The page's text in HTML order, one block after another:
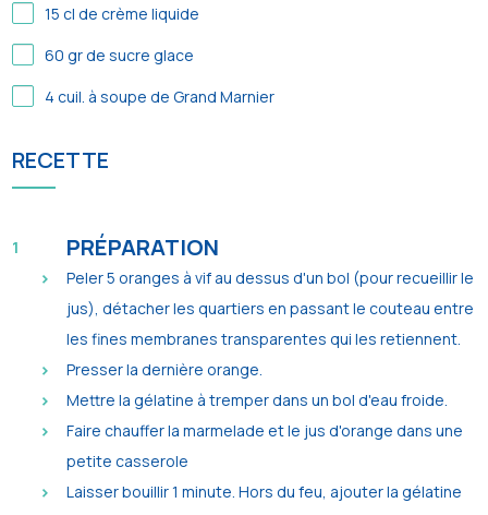
15 cl de crème liquide
60 gr de sucre glace
4 cuil. à soupe de Grand Marnier
RECETTE
PRÉPARATION
Peler 5 oranges à vif au dessus d'un bol (pour recueillir le
jus), détacher les quartiers en passant le couteau entre
les fines membranes transparentes qui les retiennent.
Presser la dernière orange.
Mettre la gélatine à tremper dans un bol d'eau froide.
Faire chauffer la marmelade et le jus d'orange dans une
petite casserole
Laisser bouillir 1 minute. Hors du feu, ajouter la gélatine